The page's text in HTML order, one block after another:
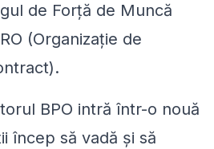
de Forță de Muncă
(Organizație de
BPO intră într-o nouă
încep să vadă și să